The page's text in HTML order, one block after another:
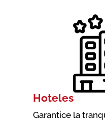
Hoteles
Garantice la